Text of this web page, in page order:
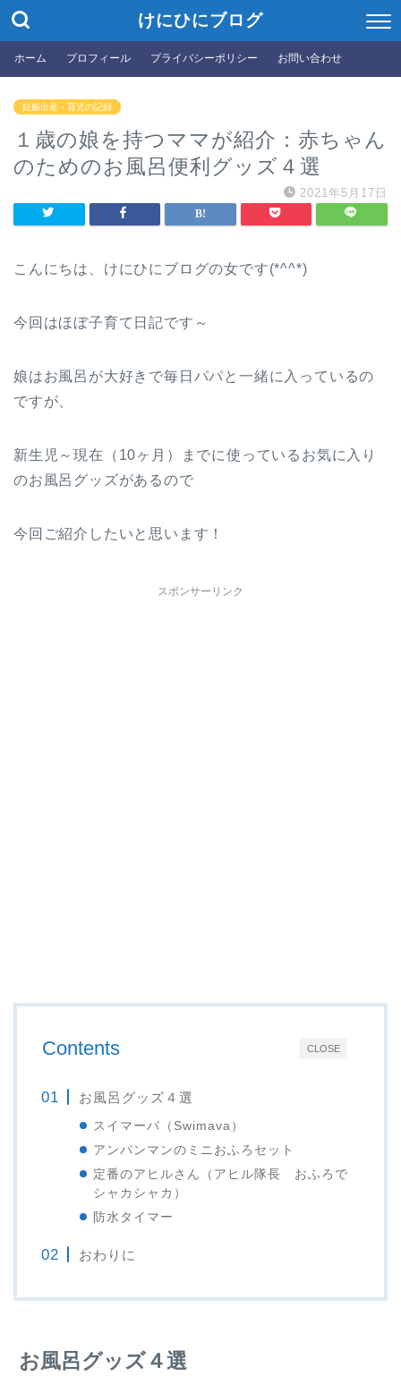
けにひにブログ
ホーム プロフィール プライバシーポリシー お問い合わせ
妊娠出産・育児の記録
１歳の娘を持つママが紹介：赤ちゃん
のためのお風呂便利グッズ４選
2021年5月17日
こんにちは、けにひにブログの女です(*^^*)
今回はほぼ子育て日記です～
娘はお風呂が大好きで毎日パパと一緒に入っているの
ですが、
新生児～現在（10ヶ月）までに使っているお気に入り
のお風呂グッズがあるので
今回ご紹介したいと思います！
スポンサーリンク
CLOSE
Contents
お風呂グッズ４選
スイマーバ（Swimava）
アンパンマンのミニおふろセット
定番のアヒルさん（アヒル隊長 おふろで
シャカシャカ）
防水タイマー
おわりに
お風呂グッズ４選